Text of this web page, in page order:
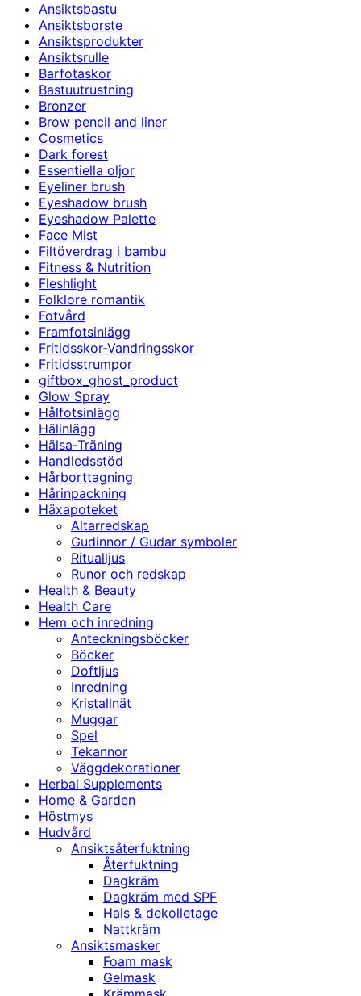
Ansiktsbastu
Ansiktsborste
Ansiktsprodukter
Ansiktsrulle
Barfotaskor
Bastuutrustning
Bronzer
Brow pencil and liner
Cosmetics
Dark forest
Essentiella oljor
Eyeliner brush
Eyeshadow brush
Eyeshadow Palette
Face Mist
Filtöverdrag i bambu
Fitness & Nutrition
Fleshlight
Folklore romantik
Fotvård
Framfotsinlägg
Fritidsskor-Vandringsskor
Fritidsstrumpor
giftbox_ghost_product
Glow Spray
Hålfotsinlägg
Hälinlägg
Hälsa-Träning
Handledsstöd
Hårborttagning
Hårinpackning
Häxapoteket
Altarredskap
Gudinnor / Gudar symboler
Ritualljus
Runor och redskap
Health & Beauty
Health Care
Hem och inredning
Anteckningsböcker
Böcker
Doftljus
Inredning
Kristallnät
Muggar
Spel
Tekannor
Väggdekorationer
Herbal Supplements
Home & Garden
Höstmys
Hudvård
Ansiktsåterfuktning
Återfuktning
Dagkräm
Dagkräm med SPF
Hals & dekolletage
Nattkräm
Ansiktsmasker
Foam mask
Gelmask